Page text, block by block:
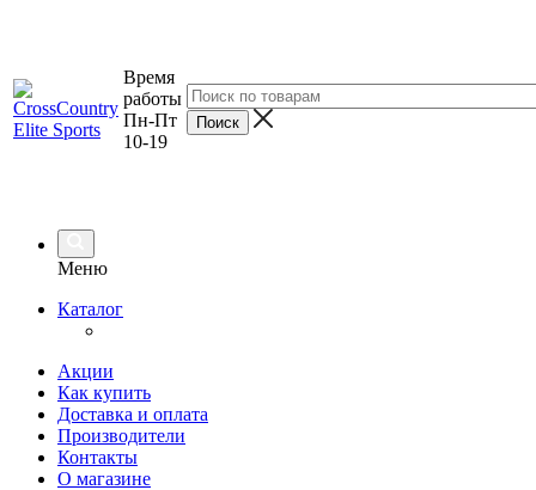
Время
работы
Пн-Пт
10-19
Меню
Каталог
Акции
Как купить
Доставка и оплата
Производители
Контакты
О магазине